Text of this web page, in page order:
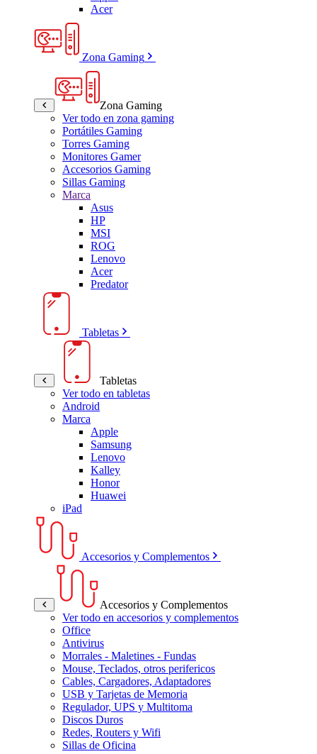
Acer
Zona Gaming
Zona Gaming
Ver todo en zona gaming
Portátiles Gaming
Torres Gaming
Monitores Gamer
Accesorios Gaming
Sillas Gaming
Marca
Asus
HP
MSI
ROG
Lenovo
Acer
Predator
Tabletas
Tabletas
Ver todo en tabletas
Android
Marca
Apple
Samsung
Lenovo
Kalley
Honor
Huawei
iPad
Accesorios y Complementos
Accesorios y Complementos
Ver todo en accesorios y complementos
Office
Antivirus
Morrales - Maletines - Fundas
Mouse, Teclados, otros perifericos
Cables, Cargadores, Adaptadores
USB y Tarjetas de Memoria
Regulador, UPS y Multitoma
Discos Duros
Redes, Routers y Wifi
Sillas de Oficina